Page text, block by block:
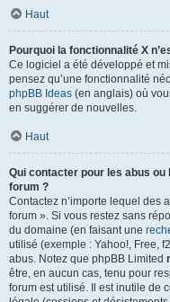
Haut
Pourquoi la fonctionnalité X
Ce logiciel a été développé et
pensez qu’une fonctionnalité
phpBB Ideas (en anglais) où
en suggérer de nouvelles.
Haut
Qui contacter pour les abus
forum ?
Contactez n’importe lequel des
forum ». Si vous restez sans
du domaine (en faisant une
utilisé (exemple : Yahoo!, Free,
abus. Notez que phpBB Limited
être, en aucun cas, tenu pour
forum est utilisé. Il est inutile de